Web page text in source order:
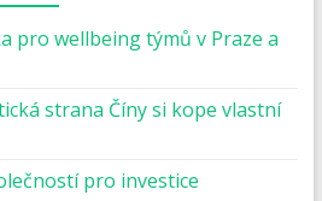
pro wellbeing týmů v Praze a
strana Číny si kope vlastní
pro investice